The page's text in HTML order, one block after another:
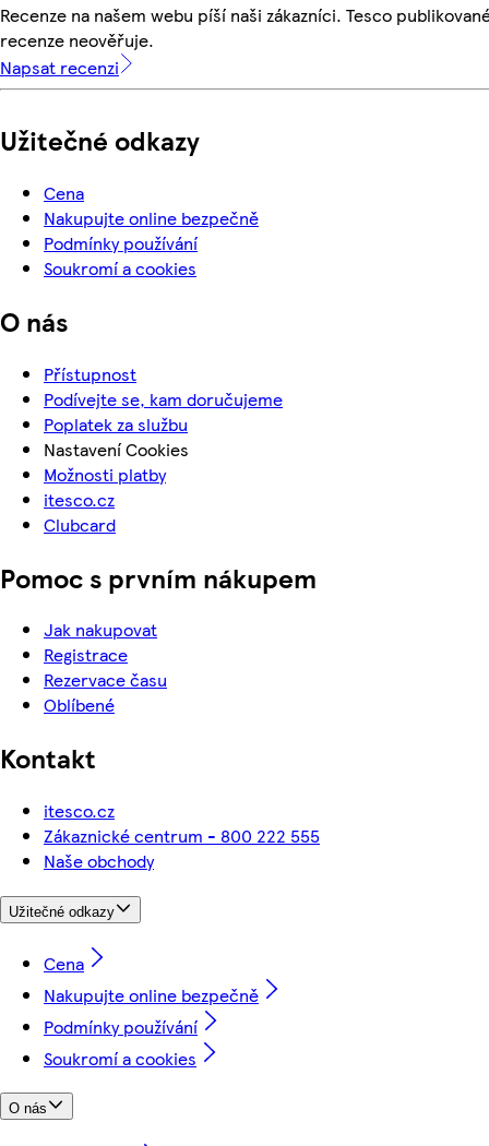
Recenze na našem webu píší naši zákazníci. Tesco
recenze neověřuje.
Napsat recenzi
Užitečné odkazy
Cena
Nakupujte online bezpečně
Podmínky používání
Soukromí a cookies
O nás
Přístupnost
Podívejte se, kam doručujeme
Poplatek za službu
Nastavení Cookies
Možnosti platby
itesco.cz
Clubcard
Pomoc s prvním nákupem
Jak nakupovat
Registrace
Rezervace času
Oblíbené
Kontakt
itesco.cz
Zákaznické centrum - 800 222 555
Naše obchody
Užitečné odkazy
Cena
Nakupujte online bezpečně
Podmínky používání
Soukromí a cookies
O nás